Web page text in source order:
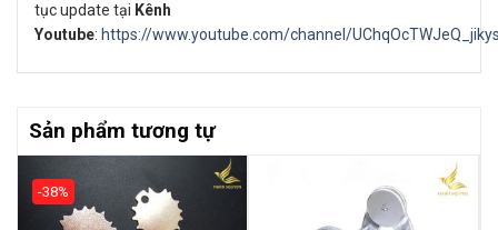
tục update tại Kênh
Youtube: https://www.youtube.com/channel/
Sản phẩm tương tự
-38%